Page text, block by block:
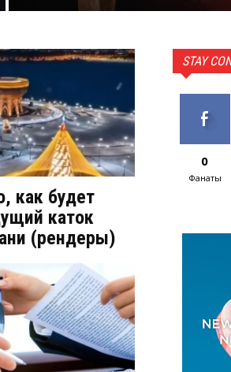
как будет
каток
(рендеры)
STAY
0
Фанаты